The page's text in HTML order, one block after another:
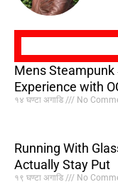
Mens Steampunk
Experience with
१४ घण्टा अगाडि No
Running With
Actually Stay Put
१९ घण्टा अगाडि No